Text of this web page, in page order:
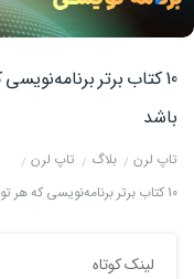
باشد
تاپ لرن بلاگ
تاپ لرن
10 کتاب برتر برنامه‌نویسی که هر توسعه‌دهنده NET. باید داشته باشد
لینک کوتاه